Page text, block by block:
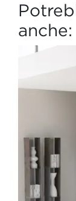
anche: